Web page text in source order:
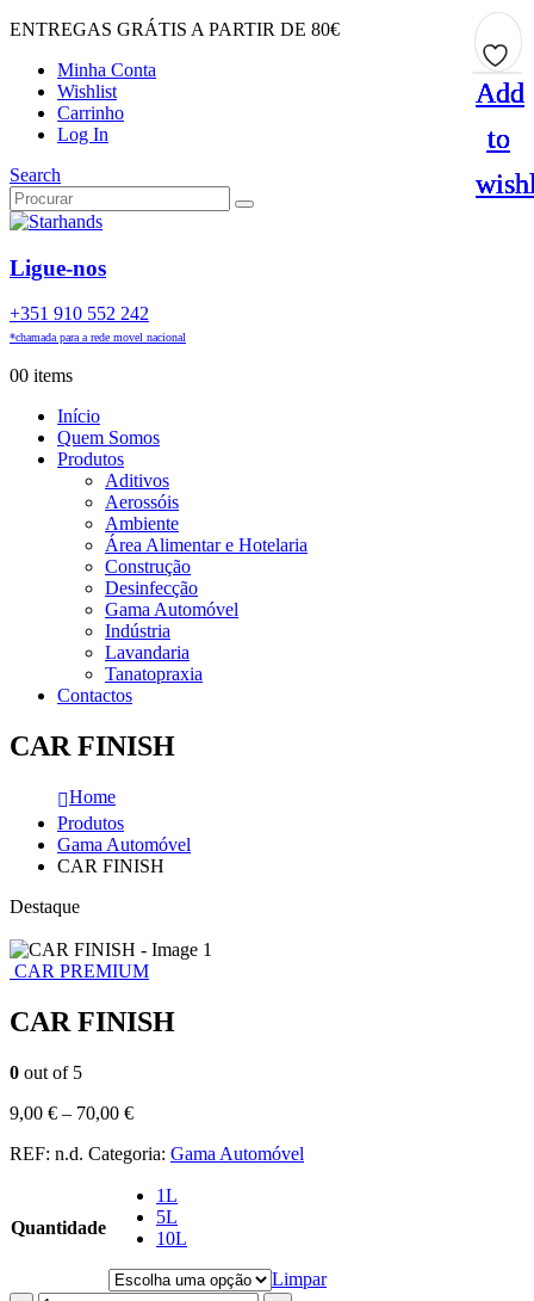
ENTREGAS GRÁTIS A PARTIR DE 80€
Minha Conta
Wishlist
Carrinho
Log In
Search
Ligue-nos
+351 910 552 242
*chamada para a rede movel nacional
00 items
Início
Quem Somos
Produtos
Aditivos
Aerossóis
Ambiente
Área Alimentar e Hotelaria
Construção
Desinfecção
Gama Automóvel
Indústria
Lavandaria
Tanatopraxia
Contactos
CAR FINISH
Home
Produtos
Gama Automóvel
CAR FINISH
Destaque
CAR PREMIUM
CAR FINISH
0 out of 5
9,00 € – 70,00 €
REF: n.d. Categoria: Gama Automóvel
Quantidade
1L
5L
10L
Limpar
Add
to
Add
to
Add
to
Add
to